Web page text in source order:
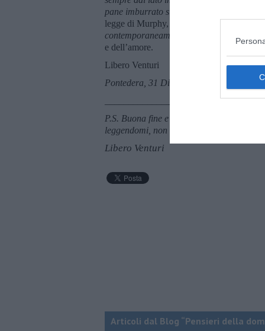
pane imburrato sulla schiena nessuno dei
legge di Murphy, esiste anche una
contemporaneamente”
e dell’amore.
Libero Venturi
Pontedera, 31 Dicembre 2017
P.S. Buona fine e miglior principio a
leggendomi, non riceveranno questo
Libero Venturi
Articoli dal Blog “Pensieri della